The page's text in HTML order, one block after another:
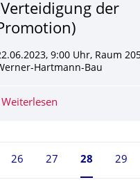
Vector Multiplication
der
9:00 Uhr, Raum
Hartmann-Bau
Weiterlesen Ahmed
26 27 Seite 28,
28 29